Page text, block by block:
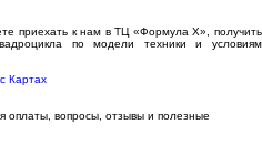
приехать к нам в ТЦ «Формула Х», получить
по модели техники и условиям
Картах
оплаты, вопросы, отзывы и полезные